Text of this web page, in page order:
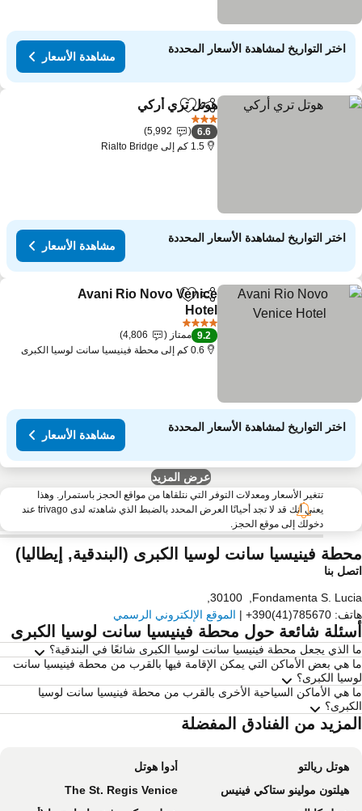
اختر التواريخ لمشاهدة الأسعار المحددة
مشاهدة الأسعار
مشاركةAdd to favorites
هوتل تري أركي
6.6
5,992
1.5 كم إلى Rialto Bridge
اختر التواريخ لمشاهدة الأسعار المحددة
مشاهدة الأسعار
مشاركةAdd to favorites
Avani Rio Novo Venice
Hotel
مشاهدة الأسعار
9.2 ممتاز
4,806
0.6 كم إلى محطة فينيسيا سانت لوسيا الكبرى
اختر التواريخ لمشاهدة الأسعار المحددة
مشاهدة الأسعار
عرض المزيد
تتغير الأسعار ومعدلات التوفر التي نتلقاها من مواقع الحجز باستمرار. وهذا
يعني أنك قد لا تجد أحيانًا العرض المحدد بالضبط الذي شاهدته لدى trivago عند
دخولك إلى موقع الحجز.
فينيسيا سانت لوسيا الكبرى (البندقية, إيطاليا)
بنا
Fondamenta S.
,
30100
,
+390(41)785670
| الموقع الإلكتروني الرسمي
شائعة حول محطة فينيسيا سانت لوسيا الكبرى
الذي يجعل محطة فينيسيا سانت لوسيا الكبرى شائعًا في البندقية؟
هي بعض الأماكن التي يمكن الإقامة فيها بالقرب من محطة فينيسيا سانت
الكبرى؟
هي الأماكن السياحية الأخرى بالقرب من محطة فينيسيا سانت لوسيا
من الفنادق المفضلة
هوتل ريالتو
أدوا هوتل
هيلتون مولينو ستاكي فينيس
The St. Regis Venice